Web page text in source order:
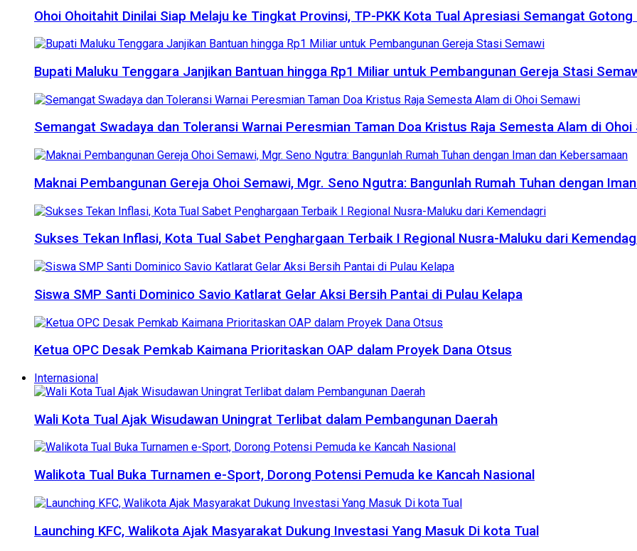
Ohoi Ohoitahit Dinilai Siap Melaju ke Tingkat Provinsi, TP-PKK Kota Tual Apresiasi Semangat Gotong
Bupati Maluku Tenggara Janjikan Bantuan hingga Rp1 Miliar untuk Pembangunan Gereja Stasi
Semangat Swadaya dan Toleransi Warnai Peresmian Taman Doa Kristus Raja Semesta Alam di Ohoi
Maknai Pembangunan Gereja Ohoi Semawi, Mgr. Seno Ngutra: Bangunlah Rumah Tuhan dengan
Sukses Tekan Inflasi, Kota Tual Sabet Penghargaan Terbaik I Regional Nusra-Maluku dari
Siswa SMP Santi Dominico Savio Katlarat Gelar Aksi Bersih Pantai di Pulau Kelapa
Ketua OPC Desak Pemkab Kaimana Prioritaskan OAP dalam Proyek Dana Otsus
Internasional
Wali Kota Tual Ajak Wisudawan Uningrat Terlibat dalam Pembangunan Daerah
Walikota Tual Buka Turnamen e-Sport, Dorong Potensi Pemuda ke Kancah Nasional
Launching KFC, Walikota Ajak Masyarakat Dukung Investasi Yang Masuk Di kota Tual